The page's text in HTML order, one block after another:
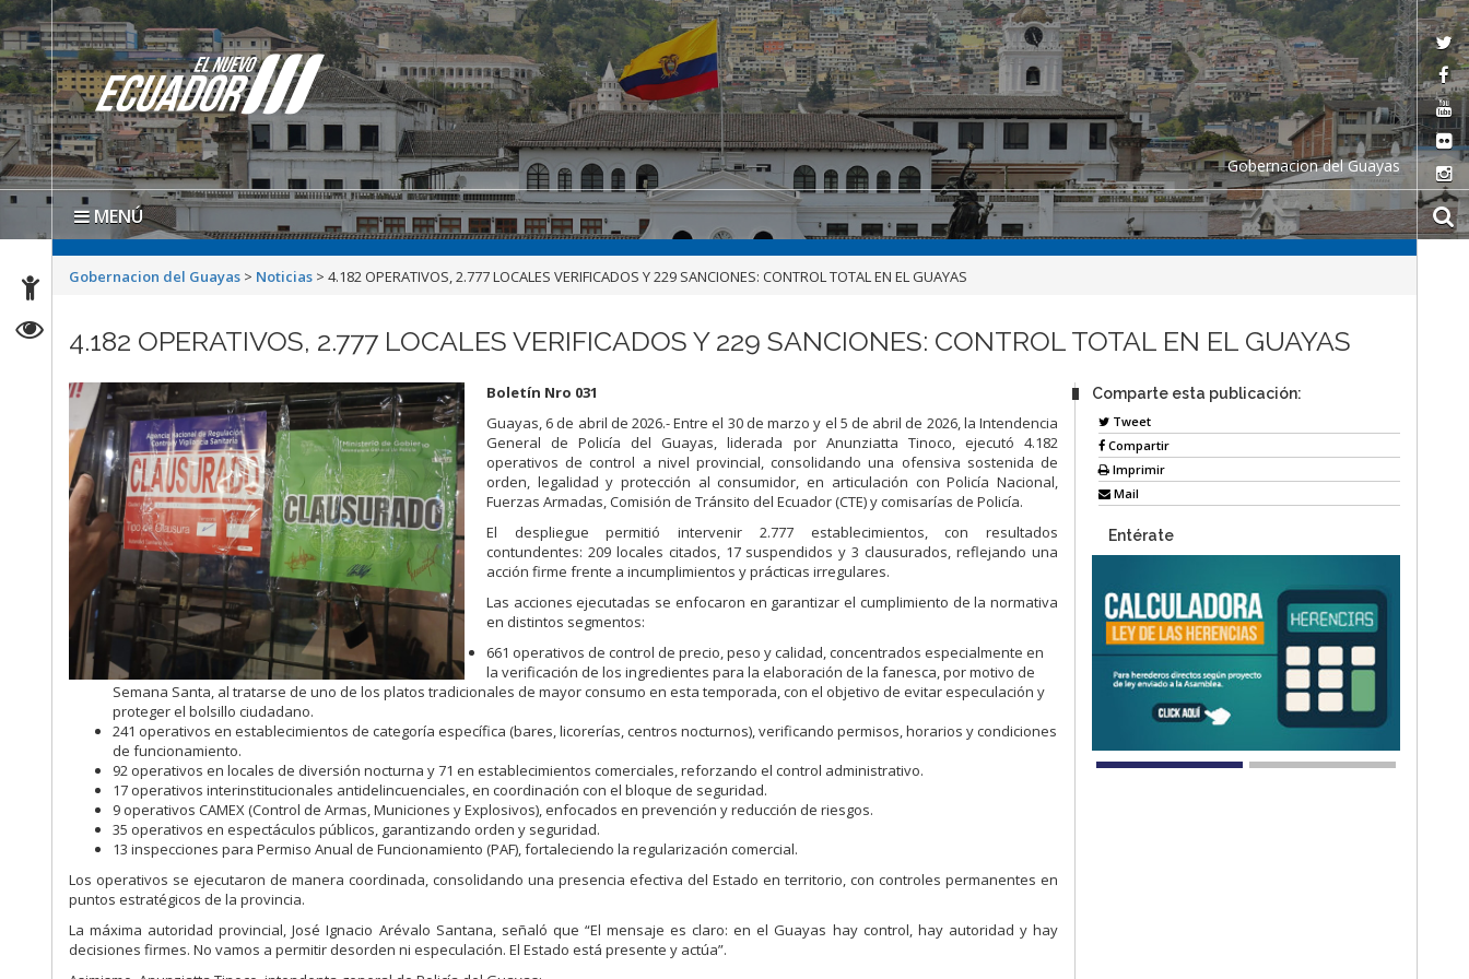
Gobernacion del Guayas
MENÚ
Gobernacion del Guayas > Noticias >4.182 OPERATIVOS, 2.777 LOCALES VERIFICADOS Y 229 SANCIONES: CONTROL TOTAL EN EL GUAYAS
4.182 OPERATIVOS, 2.777 LOCALES VERIFICADOS Y 229 SANCIONES: CONTROL TOTAL EN EL GUAYAS
Boletín Nro 031
Guayas, 6 de abril de 2026.- Entre el 30 de marzo y el 5 de abril de 2026, la Intendencia
General de Policía del Guayas, liderada por Anunziatta Tinoco, ejecutó 4.182
operativos de control a nivel provincial, consolidando una ofensiva sostenida de
orden, legalidad y protección al consumidor, en articulación con Policía Nacional,
Fuerzas Armadas, Comisión de Tránsito del Ecuador (CTE) y comisarías de Policía.
El despliegue permitió intervenir 2.777 establecimientos, con resultados
contundentes: 209 locales citados, 17 suspendidos y 3 clausurados, reflejando una
acción firme frente a incumplimientos y prácticas irregulares.
Las acciones ejecutadas se enfocaron en garantizar el cumplimiento de la normativa
en distintos segmentos:
661 operativos de control de precio, peso y calidad, concentrados especialmente en
la verificación de los ingredientes para la elaboración de la fanesca, por motivo de
Semana Santa, al tratarse de uno de los platos tradicionales de mayor consumo en esta temporada, con el objetivo de evitar especulación y
proteger el bolsillo ciudadano.
241 operativos en establecimientos de categoría específica (bares, licorerías, centros nocturnos), verificando permisos, horarios y condiciones
de funcionamiento.
92 operativos en locales de diversión nocturna y 71 en establecimientos comerciales, reforzando el control administrativo.
17 operativos interinstitucionales antidelincuenciales, en coordinación con el bloque de seguridad.
9 operativos CAMEX (Control de Armas, Municiones y Explosivos), enfocados en prevención y reducción de riesgos.
35 operativos en espectáculos públicos, garantizando orden y seguridad.
13 inspecciones para Permiso Anual de Funcionamiento (PAF), fortaleciendo la regularización comercial.
Los operativos se ejecutaron de manera coordinada, consolidando una presencia efectiva del Estado en territorio, con controles permanentes en
puntos estratégicos de la provincia.
La máxima autoridad provincial, José Ignacio Arévalo Santana, señaló que “El mensaje es claro: en el Guayas hay control, hay autoridad y hay
decisiones firmes. No vamos a permitir desorden ni especulación. El Estado está presente y actúa”.
Comparte esta publicación:
Tweet
Compartir
Imprimir
Mail
Entérate